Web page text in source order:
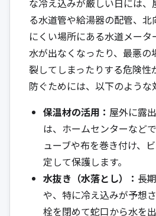
る水道管や給湯器の配管、北
にくい場所にある水道メータ
水が出なくなったり、最悪の
裂してしまったりする危険性
防ぐためには、以下のような
保温材の活用： 屋外に露
は、ホームセンターなど
ューブや布を巻き付け、
定して保護します。
水抜き（水落とし）： 長
や、特に冷え込みが予想
栓を閉めて蛇口から水を